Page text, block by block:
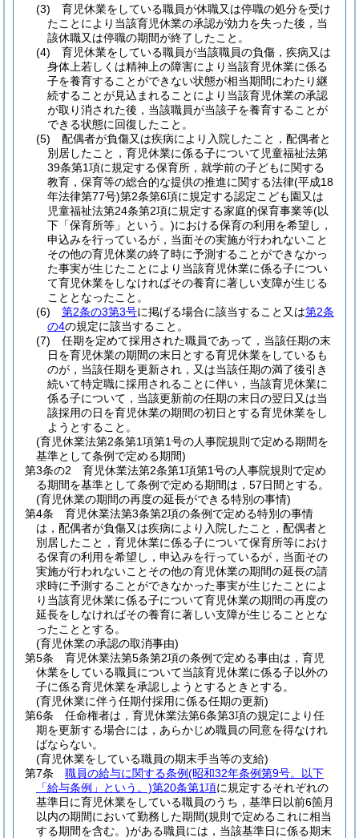
(3)
育児休業をしている職員が休職又は停職の処分を受け
たことにより当該育児休業の承認が効力を失った後，当
該休職又は停職の期間が終了したこと。
(4)
育児休業をしている職員が当該職員の負傷，疾病又は
身体上若しくは精神上の障害により当該育児休業に係る
子を養育することができない状態が相当期間にわたり継
続することが見込まれることにより当該育児休業の承認
が取り消された後，当該職員が当該子を養育することが
できる状態に回復したこと。
(5)
配偶者が負傷又は疾病により入院したこと，配偶者と
別居したこと，育児休業に係る子について児童福祉法第
39条第1項に規定する保育所，就学前の子どもに関する
教育，保育等の総合的な提供の推進に関する法律(平成18
年法律第77号)第2条第6項に規定する認定こども園又は
児童福祉法第24条第2項に規定する家庭的保育事業等(以
下「保育所等」という。)における保育の利用を希望し，
申込みを行っているが，当面その実施が行われないこと
その他の育児休業の終了時に予測することができなかっ
た事実が生じたことにより当該育児休業に係る子につい
て育児休業をしなければその養育に著しい支障が生じる
こととなったこと。
(6)
第2条の3第3号に掲げる場合に該当すること又は第2条
の4の規定に該当すること。
(7)
任期を定めて採用された職員であって，当該任期の末
日を育児休業の期間の末日とする育児休業をしているも
のが，当該任期を更新され，又は当該任期の満了後引き
続いて特定職に採用されることに伴い，当該育児休業に
係る子について，当該更新前の任期の末日の翌日又は当
該採用の日を育児休業の期間の初日とする育児休業をし
ようとすること。
(育児休業法第2条第1項第1号の人事院規則で定める期間を
基準として条例で定める期間)
第3条の2
育児休業法第2条第1項第1号の人事院規則で定め
る期間を基準として条例で定める期間は，57日間とする。
(育児休業の期間の再度の延長ができる特別の事情)
第4条
育児休業法第3条第2項の条例で定める特別の事情
は，配偶者が負傷又は疾病により入院したこと，配偶者と
別居したこと，育児休業に係る子について保育所等におけ
る保育の利用を希望し，申込みを行っているが，当面その
実施が行われないことその他の育児休業の期間の延長の請
求時に予測することができなかった事実が生じたことによ
り当該育児休業に係る子について育児休業の期間の再度の
延長をしなければその養育に著しい支障が生じることとな
ったこととする。
(育児休業の承認の取消事由)
第5条
育児休業法第5条第2項の条例で定める事由は，育児
休業をしている職員について当該育児休業に係る子以外の
子に係る育児休業を承認しようとするときとする。
(育児休業に伴う任期付採用に係る任期の更新)
第6条
任命権者は，育児休業法第6条第3項の規定により任
期を更新する場合には，あらかじめ職員の同意を得なけれ
ばならない。
(育児休業をしている職員の期末手当等の支給)
第7条
職員の給与に関する条例(昭和32年条例第9号。以下
「給与条例」という。)第20条第1項に規定するそれぞれの
基準日に育児休業をしている職員のうち，基準日以前6箇月
以内の期間において勤務した期間(規則で定めるこれに相当
する期間を含む。)がある職員には，当該基準日に係る期末